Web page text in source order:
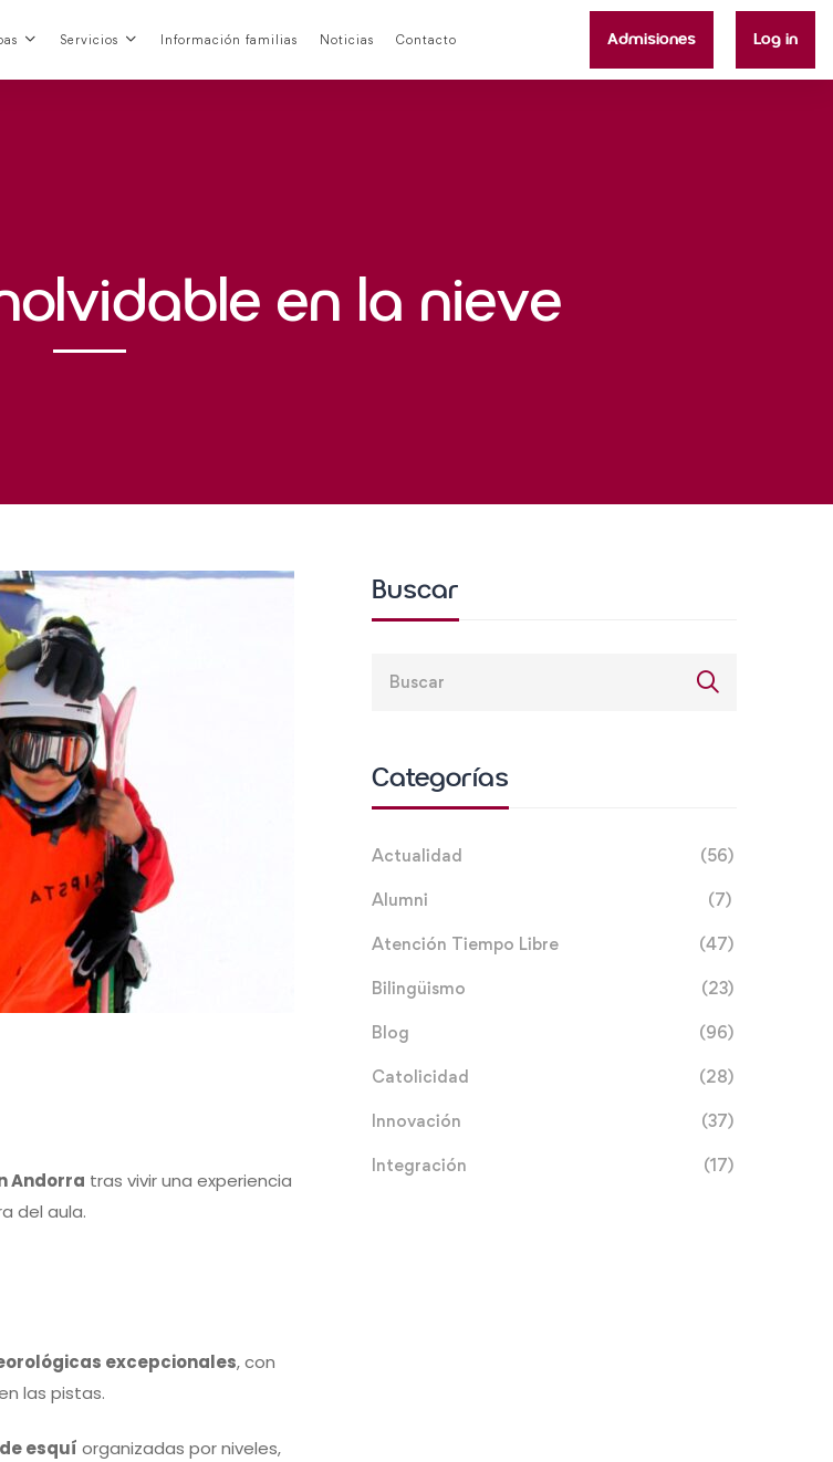
Servicios Información familias Noticias Contacto Admisiones Log in
en la nieve
Andorra tras vivir una experiencia
del aula.
excepcionales, con
las pistas.
esquí organizadas por niveles,
Buscar
Categorías
Actualidad (56)
Alumni (7)
Atención Tiempo Libre (47)
Bilingüismo (23)
Blog (96)
Catolicidad (28)
Innovación (37)
Integración (17)